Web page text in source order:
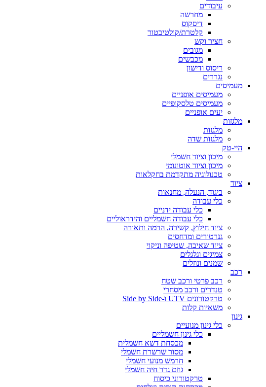
עיבודים
מחרשה
דיסקוס
קלטרת/קולטיבטור
חציר וקש
מגובים
מכבשים
ריסוס ודישון
נגררים
מעמיסים
מעמיסים אופניים
מעמיסים טלסקופיים
יעים אופניים
מלגזות
מלגזות
מלגזות שדה
היי-טק
מיכון וציוד חשמלי
מיכון וציוד אוטונומי
טכנולוגיה מתקדמת בחקלאות
ציוד
ביגוד, הנעלה, מחנאות
כלי עבודה
כלי עבודה ידניים
כלי עבודה חשמליים והידראוליים
ציוד חילוץ, קשירה, הרמה ותאורה
גנרטורים ומדחסים
ציוד שאיבה, שטיפה וניקוי
צמיגים וגלגלים
שמנים ונוזלים
רכב
רכב פרטי ורכב שטח
טנדרים ורכב מסחרי
טרקטורונים UTV ו-Side by Side
משאיות קלות
גינון
כלי גינון מנועיים
כלי גינון חשמליים
מכסחת דשא חשמלית
מסור שרשרת חשמלי
חרמש מנועי חשמלי
גוזם גדר חיה חשמלי
טרקטורוני כיסוח